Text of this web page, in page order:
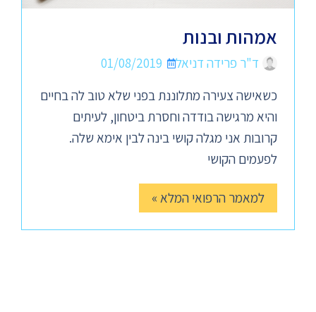
אמהות ובנות
ד"ר פרידה דניאל
01/08/2019
כשאישה צעירה מתלוננת בפני שלא טוב לה בחיים
והיא מרגישה בודדה וחסרת ביטחון, לעיתים
קרובות אני מגלה קושי בינה לבין אימא שלה.
לפעמים הקושי
למאמר הרפואי המלא »